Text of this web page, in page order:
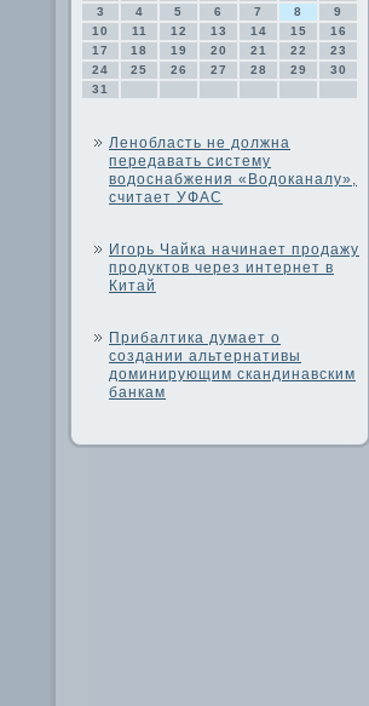
3
4 5 6 7 8
9
10
11 12 13 14 15
16
17
18 19 20 21 22
23
24
25 26 27 28 29
30
31
Ленобласть не должна
передавать систему
водоснабжения «Водоканалу»,
считает УФАС
Игорь Чайка начинает продажу
продуктов через интернет в
Китай
Прибалтика думает о
создании альтернативы
доминирующим скандинавским
банкам